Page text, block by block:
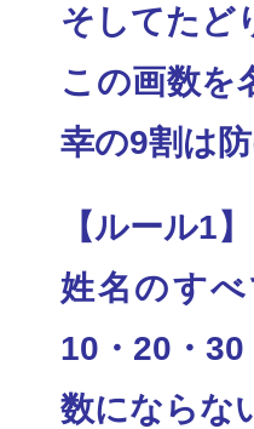
そしてたど
この画数を
幸の9割は
【ルール1】
姓名のす
10・20・30
数にならな